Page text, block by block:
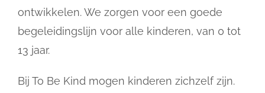
ontwikkelen. We zorgen voor een goede
begeleidingslijn voor alle kinderen, van 0 tot
13 jaar.
Bij To Be Kind mogen kinderen zichzelf zijn.